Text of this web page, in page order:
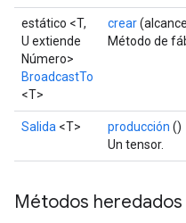
estático <T,
U extiende
Número>
BroadcastTo
<T>
crear(alcance
Método de
Salida <T> producción ()
Un tensor.
Métodos heredados